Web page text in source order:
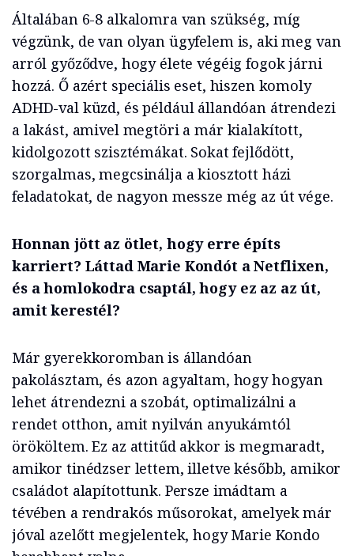
Általában 6-8 alkalomra van szükség, míg
végzünk, de van olyan ügyfelem is, aki meg van
arról győződve, hogy élete végéig fogok járni
hozzá. Ő azért speciális eset, hiszen komoly
ADHD-val küzd, és például állandóan átrendezi
a lakást, amivel megtöri a már kialakított,
kidolgozott szisztémákat. Sokat fejlődött,
szorgalmas, megcsinálja a kiosztott házi
feladatokat, de nagyon messze még az út vége.
Honnan jött az ötlet, hogy erre építs
karriert? Láttad Marie Kondót a Netflixen,
és a homlokodra csaptál, hogy ez az az út,
amit kerestél?
Már gyerekkoromban is állandóan
pakolásztam, és azon agyaltam, hogy hogyan
lehet átrendezni a szobát, optimalizálni a
rendet otthon, amit nyilván anyukámtól
örököltem. Ez az attitűd akkor is megmaradt,
amikor tinédzser lettem, illetve később, amikor
családot alapítottunk. Persze imádtam a
tévében a rendrakós műsorokat, amelyek már
jóval azelőtt megjelentek, hogy Marie Kondo